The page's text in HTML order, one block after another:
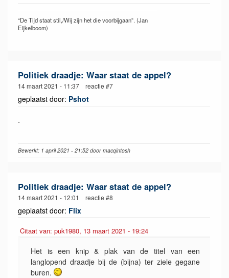
“De Tijd staat stil,/Wij zijn het die voorbijgaan”. (Jan
Eijkelboom)
Politiek draadje: Waar staat de appel?
14 maart 2021 - 11:37 reactie #7
geplaatst door: Pshot
.
Bewerkt: 1 april 2021 - 21:52 door macqintosh
Politiek draadje: Waar staat de appel?
14 maart 2021 - 12:01 reactie #8
geplaatst door: Flix
Citaat van: puk1980, 13 maart 2021 - 19:24
Het is een knip & plak van de titel van een
langlopend draadje bij de (bijna) ter ziele gegane
buren.